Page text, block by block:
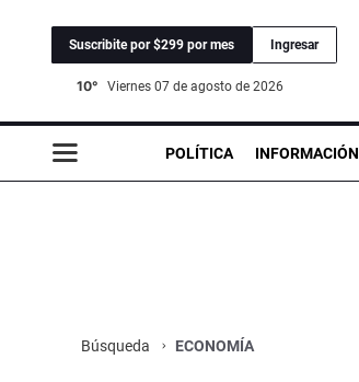
Suscribite por $299 por mes Ingresar
10° viernes 07 de agosto de 2026
POLÍTICA INFORMACIÓN
Búsqueda ECONOMÍA